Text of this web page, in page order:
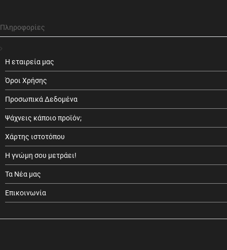
Πληροφορίες
Η εταιρεία μας
Όροι Χρήσης
Προσωπικά Δεδομένα
Ψάχνεις κάποιο προϊόν;
Χάρτης ιστοτόπου
Η γνώμη σου μετράει!
Τα Νέα μας
Επικοινωνία